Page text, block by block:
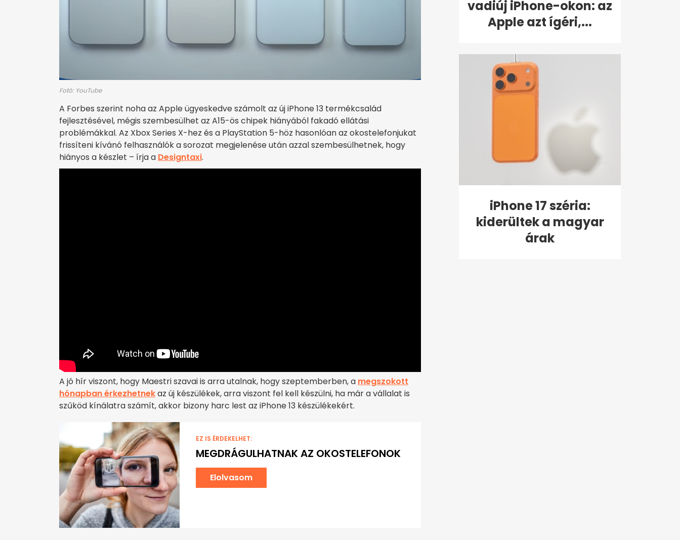
Fotó: YouTube
A Forbes szerint noha az Apple ügyeskedve számolt az új iPhone 13 termékcsalád
fejlesztésével, mégis szembesülhet az A15-ös chipek hiányából fakadó ellátási
problémákkal. Az Xbox Series X-hez és a PlayStation 5-höz hasonlóan az okostelefonjukat
frissíteni kívánó felhasználók a sorozat megjelenése után azzal szembesülhetnek, hogy
hiányos a készlet – írja a Designtaxi.
A jó hír viszont, hogy Maestri szavai is arra utalnak, hogy szeptemberben, a megszokott
hónapban érkezhetnekaz új készülékek, arra viszont fel kell készülni, ha már a vállalat is
szűköd kínálatra számít, akkor bizony harc lest az iPhone 13 készülékekért.
EZ IS ÉRDEKELHET:
MEGDRÁGULHATNAK AZ OKOSTELEFONOK
Elolvasom
vadiúj iPhone-okon: az
Apple azt ígéri,...
iPhone 17 széria:
kiderültek a magyar
árak